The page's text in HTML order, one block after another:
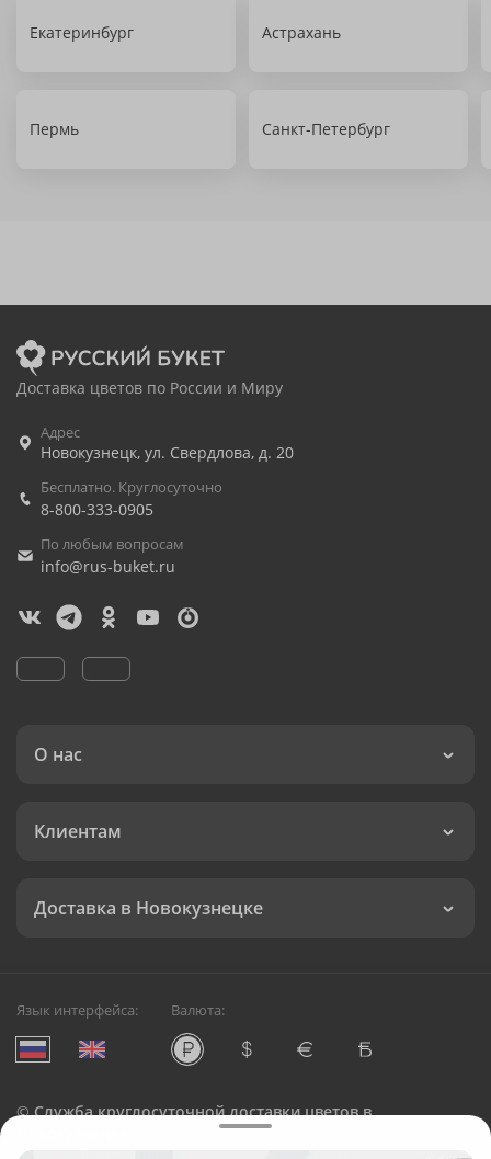
Екатеринбург Астрахань
Пермь Санкт-Петербург
Доставка цветов по России и Миру
Адрес
Новокузнецк, ул. Свердлова, д. 20
Бесплатно. Круглосуточно
8-800-333-0905
По любым вопросам
info@rus-buket.ru
О нас
Клиентам
Доставка в Новокузнецке
Язык интерфейса: Валюта:
©Служба круглосуточной доставки цветов в